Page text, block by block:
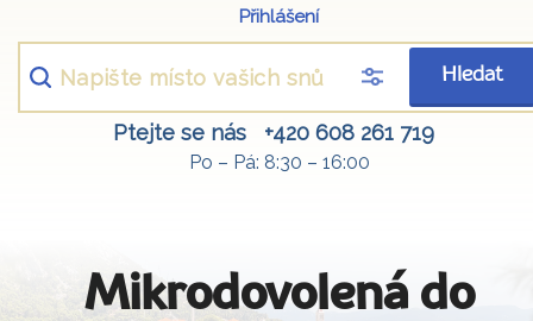
Přihlášení
Hledat
Ptejte se nás +420 608 261 719
Po – Pá: 8:30 – 16:00
Mikrodovolená do